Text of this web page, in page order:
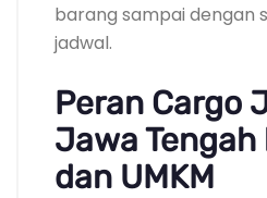
barang sampai dengan
jadwal.
Peran Cargo
Jawa Tengah
dan UMKM